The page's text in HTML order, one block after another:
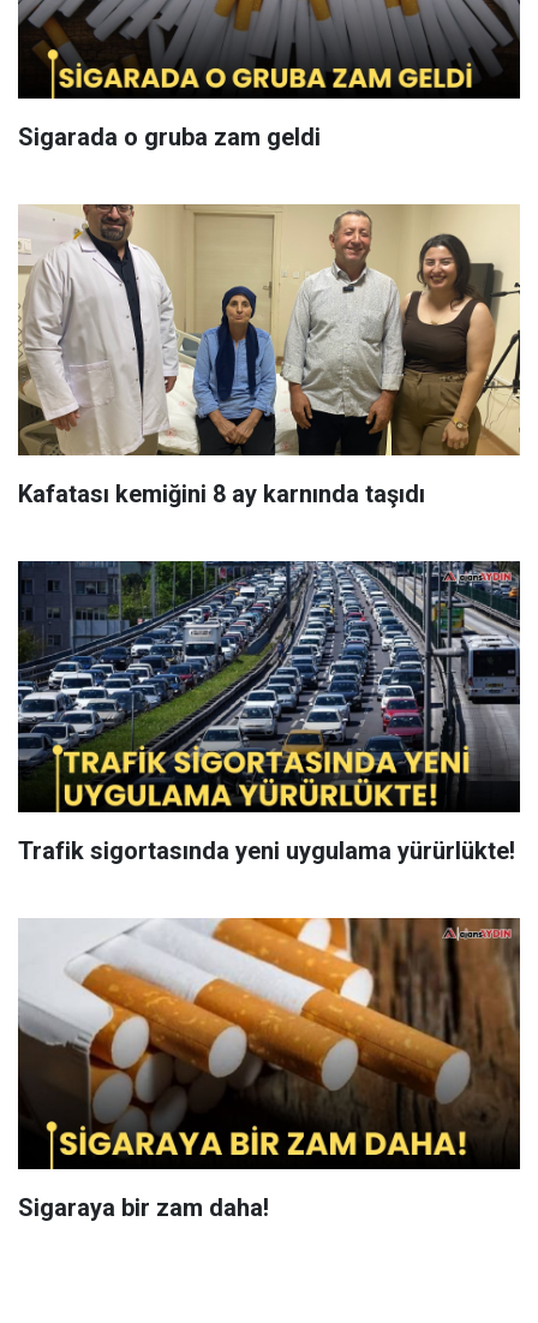
Sigarada o gruba zam geldi
Kafatası kemiğini 8 ay karnında taşıdı
Trafik sigortasında yeni uygulama yürürlükte!
Sigaraya bir zam daha!